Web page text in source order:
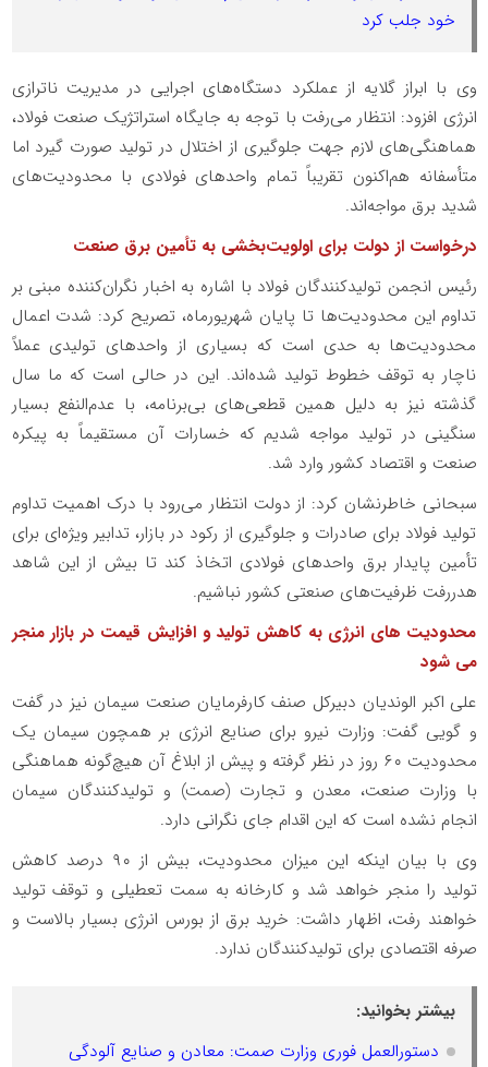
خود جلب کرد
وی با ابراز گلایه از عملکرد دستگاه‌های اجرایی در مدیریت ناترازی
انرژی افزود: انتظار می‌رفت با توجه به جایگاه استراتژیک صنعت فولاد،
هماهنگی‌های لازم جهت جلوگیری از اختلال در تولید صورت گیرد اما
متأسفانه هم‌اکنون تقریباً تمام واحدهای فولادی با محدودیت‌های
شدید برق مواجه‌اند.
درخواست از دولت برای اولویت‌بخشی به تأمین برق صنعت
رئیس انجمن تولیدکنندگان فولاد با اشاره به اخبار نگران‌کننده مبنی بر
تداوم این محدودیت‌ها تا پایان شهریورماه، تصریح کرد: شدت اعمال
محدودیت‌ها به حدی است که بسیاری از واحدهای تولیدی عملاً
ناچار به توقف خطوط تولید شده‌اند. این در حالی است که ما سال
گذشته نیز به دلیل همین قطعی‌های بی‌برنامه، با عدم‌النفع بسیار
سنگینی در تولید مواجه شدیم که خسارات آن مستقیماً به پیکره
صنعت و اقتصاد کشور وارد شد.
سبحانی خاطرنشان کرد: از دولت انتظار می‌رود با درک اهمیت تداوم
تولید فولاد برای صادرات و جلوگیری از رکود در بازار، تدابیر ویژه‌ای برای
تأمین پایدار برق واحدهای فولادی اتخاذ کند تا بیش از این شاهد
هدررفت ظرفیت‌های صنعتی کشور نباشیم.
محدودیت های انرژی به کاهش تولید و افزایش قیمت در بازار منجر
می شود
علی اکبر الوندیان دبیرکل صنف کارفرمایان صنعت سیمان نیز در گفت
و گویی گفت: وزارت نیرو برای صنایع انرژی بر همچون سیمان یک
محدودیت ۶۰ روز در نظر گرفته و پیش از ابلاغ آن هیچ‌گونه هماهنگی
با وزارت صنعت، معدن و تجارت (صمت) و تولیدکنندگان سیمان
انجام نشده است که این اقدام جای نگرانی دارد.
وی با بیان اینکه این میزان محدودیت، بیش از ۹۰ درصد کاهش
تولید را منجر خواهد شد و کارخانه به سمت تعطیلی و توقف تولید
خواهند رفت، اظهار داشت: خرید برق از بورس انرژی بسیار بالاست و
صرفه اقتصادی برای تولیدکنندگان ندارد.
بیشتر بخوانید:
دستورالعمل فوری وزارت صمت: معادن و صنایع آلودگی